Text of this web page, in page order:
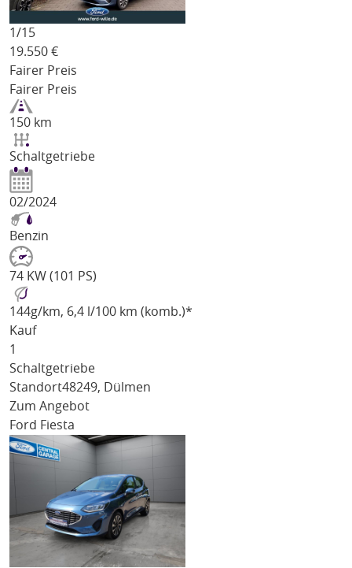
1/15
19.550 €
Fairer Preis
Fairer Preis
150 km
Schaltgetriebe
02/2024
Benzin
74 KW (101 PS)
144g/km, 6,4 l/100 km (komb.)*
Kauf
1
Schaltgetriebe
Standort48249, Dülmen
Zum Angebot
Ford Fiesta